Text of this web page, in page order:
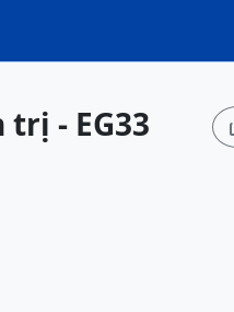
- EG33